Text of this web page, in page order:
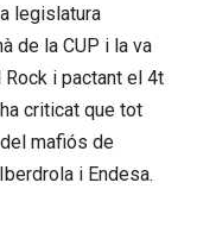
legislatura
de la CUP i la va
i pactant el 4t
criticat que tot
mafiós de
i Endesa.